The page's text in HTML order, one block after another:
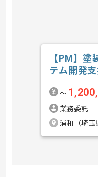
【PM】塗
テム開発
〜
業務委託
浦和（埼玉